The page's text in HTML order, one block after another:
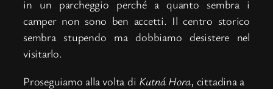
in un parcheggio perché a quanto sembra i
camper non sono ben accetti. Il centro storico
sembra stupendo ma dobbiamo desistere nel
visitarlo.
Proseguiamo alla volta di Kutná Hora, cittadina a